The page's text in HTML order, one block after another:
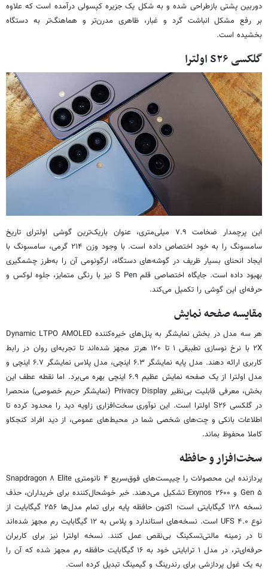
دوربین پشتی بازطراحی شده و به شکل یک جزیره کپسولی درآمده است که علاوه
بر رفع مشکل انباشت گرد و غبار، ظاهری مدرن‌تر و هماهنگ‌تر به دستگاه
بخشیده است.
گلکسی S۲۶ اولترا
این پرچمدار ضخامت ۷.۹ میلی‌متری، عنوان باریک‌ترین گوشی اولترای تاریخ
سامسونگ را به خود اختصاص داده است. با وجود وزن ۲۱۴ گرمی، سامسونگ با
ایجاد انحنای بسیار ظریف در گوشه‌های دستگاه، ارگونومی آن را به‌طرز چشمگیری
بهبود داده است. جایگاه اختصاصی قلم S Pen نیز با رنگی متمایز، جلوه لوکس و
حرفه‌ای این گوشی را تکمیل می‌کند.
مقایسه صفحه نمایش
هر سه مدل در بخش نمایشگر به پنل‌های خیره‌کننده Dynamic LTPO AMOLED
۲X با نرخ نوسازی تطبیقی ۱ تا ۱۲۰ هرتز مجهز شده‌اند تا تجربه‌ای روان در رابط
کاربری ارائه دهند. مدل پایه نمایشگر ۶.۳ اینچی، مدل پلاس نمایشگر ۶.۷ اینچی و
مدل اولترا از یک صفحه نمایش عظیم ۶.۹ اینچی بهره می‌برد. اما نقطه عطف این
بخش، معرفی قابلیت بی‌نظیر Privacy Display (نمایشگر حریم خصوصی) منحصرا
در گلکسی S۲۶ اولترا است. این نوآوری سخت‌افزاری زاویه دید را محدود کرده تا
اطلاعات بانکی و چت‌های شخصی شما در محیط‌های عمومی، از دید افراد کنجکاو
کاملا محفوظ بماند.
سخت‌افزار و حافظه
پردازنده این محصولات را چیپست‌های فوق‌سریع ۴ نانومتری Snapdragon ۸ Elite
Gen ۵ و Exynos ۲۶۰۰ تشکیل می‌دهند. خبر خوشحال‌کننده برای خریداران، حذف
نسخه ۱۲۸ گیگابایتی است؛ اکنون حافظه پایه برای تمام مدل‌ها ۲۵۶ گیگابایت از
نوع UFS ۴.۰ است. نسخه‌های استاندارد و پلاس به ۱۲ گیگابایت رم مجهز شده‌اند
تا در زمینه مالتی‌تسکینگ بی‌نقص عمل کنند. نسخه اولترا نیز برای کاربران
حرفه‌ای‌تر، در مدل ۱ ترابایتی خود به ۱۶ گیگابایت حافظه رم مجهز شده که آن را
به یک غول پردازشی برای رندرینگ و گیمینگ تبدیل کرده است.